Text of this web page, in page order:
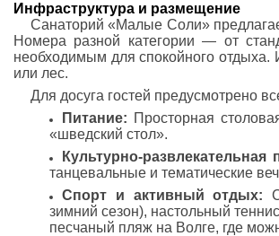
Инфраструктура и размещение
Санаторий «Малые Соли»
Номера разной категории — от
необходимым для спокойного
или лес.
Для досуга гостей предусмотрено
Питание: Просторная
«шведский стол».
Культурно-развлекательная
танцевальные и тематические
Спорт и активный отдых:
зимний сезон), настольный
песчаный пляж на Волге, где